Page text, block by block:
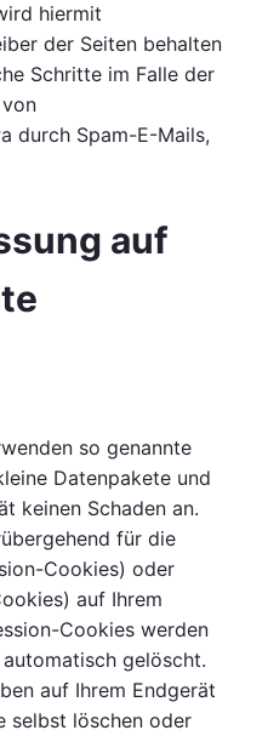
hiermit
der Seiten behalten
Schritte im Falle der
durch Spam-E-Mails,
auf
so genannte
Datenpakete und
keinen Schaden an.
für die
Cookies) oder
auf Ihrem
Cookies werden
automatisch gelöscht.
auf Ihrem Endgerät
selbst löschen oder